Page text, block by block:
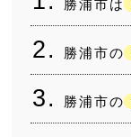
勝浦市は
勝浦市の
勝浦市の